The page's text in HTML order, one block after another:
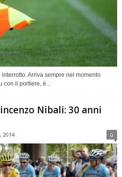
interrotto. Arriva sempre nel momento
con il portiere, è...
Nibali: 30 anni
2014 0